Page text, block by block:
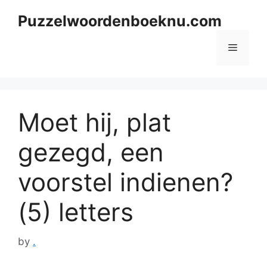
Puzzelwoordenboeknu.com
Menu
Moet hij, plat
gezegd, een
voorstel indienen?
(5) letters
by .